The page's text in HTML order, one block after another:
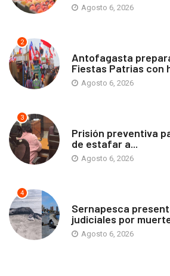
Agosto 6, 2026
2
Antofagasta
Fiestas Patrias con
Agosto 6, 2026
3
Prisión preventiva
de estafar a...
Agosto 6, 2026
4
Sernapesca
judiciales por
Agosto 6, 2026